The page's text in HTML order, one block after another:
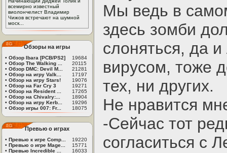
всемирно известный
виолончелист Владимир
Чижов встречают на шумной
моск...
Обзоры на игры
• Обзор Ibara [PCB/PS2]
19684
• Обзор The Walking ...
20115
• Обзор DMC: Devil M...
21281
• Обзор на игру Valk...
17197
• Обзор на игру Stars!
19076
• Обзор на Far Cry 3
19271
• Обзор на Resident ...
17265
• Обзор на Chivalry:...
18904
• Обзор на игру Kerb...
19296
• Обзор игры 007: Fr... 18075
Превью о играх
• Превью к игре Comp...
19220
• Превью о игре Mage...
15771
• Превью Incredible ...
16033
Мы ведь в
здесь зомби
слоняться, да
вирусом, тоже
тех, ни других.
Не нравится
-Сейчас тот
согласиться с